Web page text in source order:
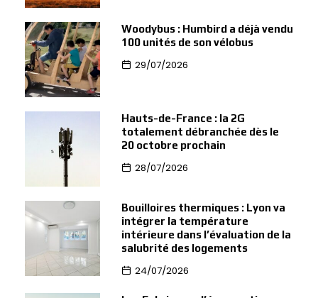
Woodybus : Humbird a déjà vendu
100 unités de son vélobus
29/07/2026
Hauts-de-France : la 2G
totalement débranchée dès le
20 octobre prochain
28/07/2026
Bouilloires thermiques : Lyon va
intégrer la température
intérieure dans l’évaluation de la
salubrité des logements
24/07/2026